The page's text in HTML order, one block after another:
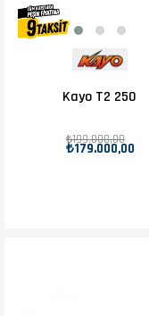
Kayo T2 250
₺179.000,00
₺199.000,00